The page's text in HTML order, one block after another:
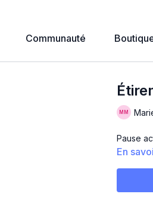
Communauté
Pause
En